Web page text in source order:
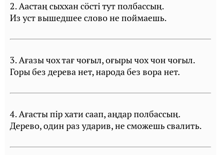
2. Аастаң сыххан сöстi тут полбассың.
Из уст вышедшее слово не поймаешь.
3. Ағазы чох тағ чоғыл, оғыры чох чон чоғыл.
Горы без дерева нет, народа без вора нет.
4. Ағасты пiр хати саап, аңдар полбассың.
Дерево, один раз ударив, не сможешь свалить.